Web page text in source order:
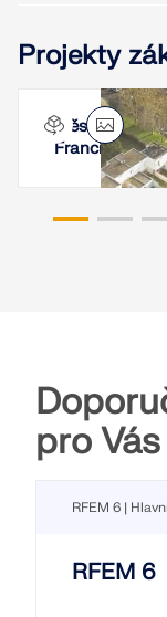
Projekty
Městečko
Francie
pro Vás
RFEM 6 |
RFEM 6